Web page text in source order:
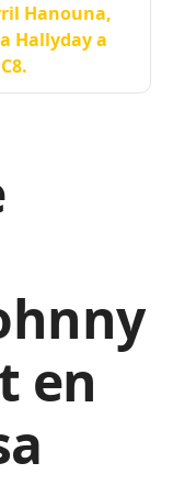
Hanouna,
Hallyday a
en